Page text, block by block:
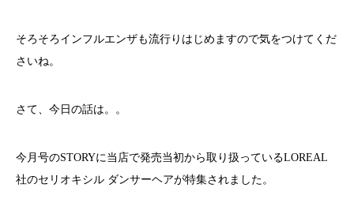
そろそろインフルエンザも流行りはじめますので気をつけてくだ
さいね。
さて、今日の話は。。
今月号のSTORYに当店で発売当初から取り扱っているLOREAL
社のセリオキシル ダンサーヘアが特集されました。